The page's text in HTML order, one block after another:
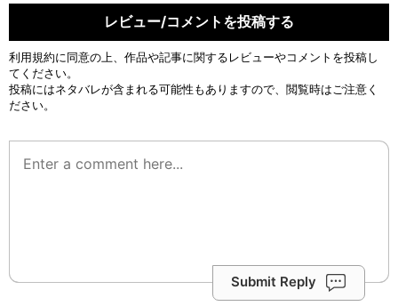
レビュー/コメントを投稿する
利用規約に同意の上、作品や記事に関するレビューやコメントを投稿し
てください。
投稿にはネタバレが含まれる可能性もありますので、閲覧時はご注意く
ださい。
Submit Reply